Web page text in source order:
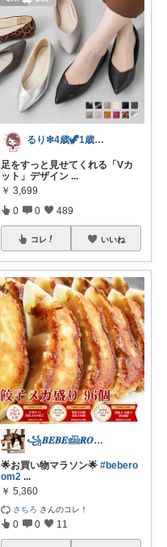
るり❇︎4歳🦖1歳🎀ママ
足をすっと見せてくれる「Vカ
ット」デザイン ...
￥ 3,699
0 0 489
コレ いいね
꧁𝑩𝑬𝑩𝑬𓊝𝑹𝑶𝑶𝑴꧂
🌟お買い物マラソン🌟 #bebero
om2 ...
￥ 5,360
さちろ さんのコレ！
0 0 11